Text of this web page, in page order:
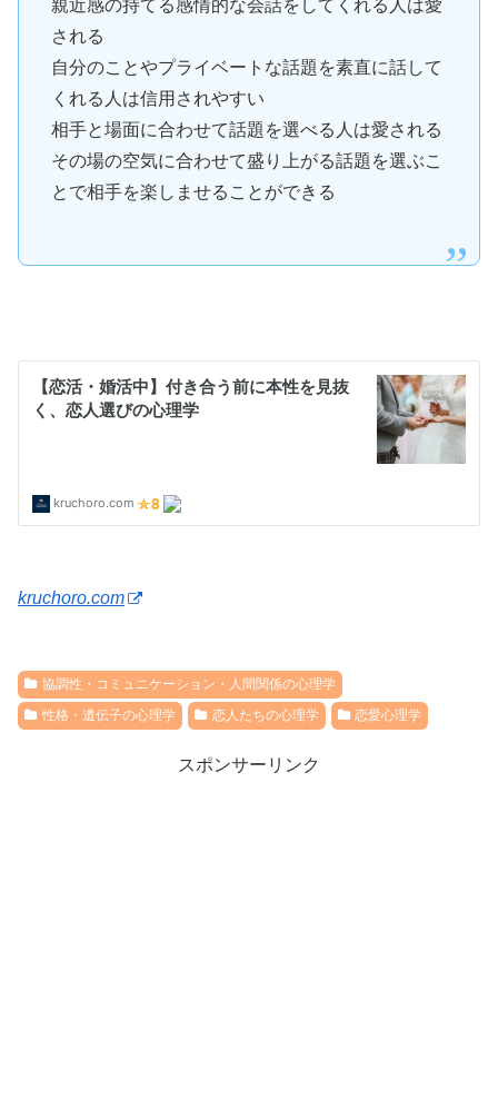
親近感の持てる感情的な会話をしてくれる人は愛
される
自分のことやプライベートな話題を素直に話して
くれる人は信用されやすい
相手と場面に合わせて話題を選べる人は愛される
その場の空気に合わせて盛り上がる話題を選ぶこ
とで相手を楽しませることができる
kruchoro.com
協調性・コミュニケーション・人間関係の心理学
性格・遺伝子の心理学
恋人たちの心理学 恋愛心理学
スポンサーリンク